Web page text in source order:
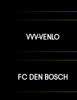
VVV-VENLO
FC DEN BOSCH